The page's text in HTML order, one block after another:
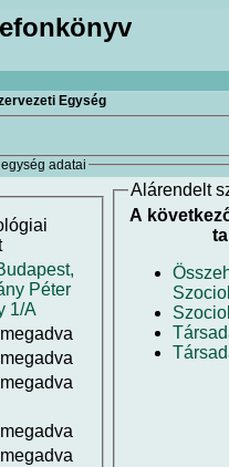
Egység
adatai
Péter
1/A
Alárendelt
A